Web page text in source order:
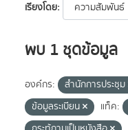
เรียงโดย
พบ 1 ชุดข้อมูล
องค์กร: สำนักการประชุม
ข้อมูลระเบียน
แท็ค: